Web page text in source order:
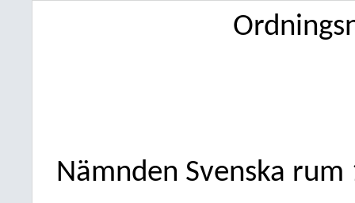
Nämnden Svenska rum